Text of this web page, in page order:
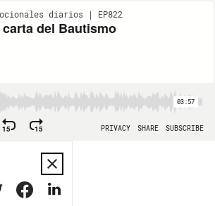
diarios | EP822
carta del Bautismo
03:57
15 15 PRIVACY SHARE SUBSCRIBE